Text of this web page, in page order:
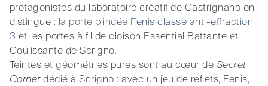
protagonistes du laboratoire créatif de Castrignano on
distingue : la porte blindée Fenis classe anti-effraction
3 et les portes à fil de cloison Essential Battante et
Coulissante de Scrigno.
Teintes et géométries pures sont au cœur de Secret
Cornerdédié à Scrigno : avec un jeu de reflets, Fenis,